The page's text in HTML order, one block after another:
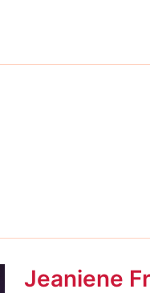
Jeaniene
Jeaniene